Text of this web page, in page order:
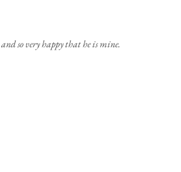
so very happy that he is mine.